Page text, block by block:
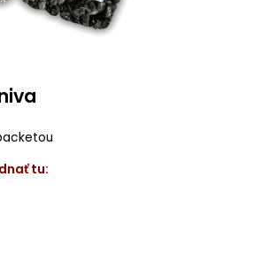
tu: